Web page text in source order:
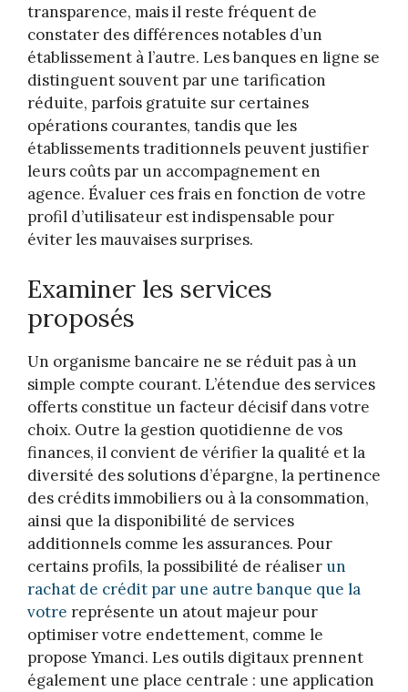
transparence, mais il reste fréquent de
constater des différences notables d’un
établissement à l’autre. Les banques en ligne se
distinguent souvent par une tarification
réduite, parfois gratuite sur certaines
opérations courantes, tandis que les
établissements traditionnels peuvent justifier
leurs coûts par un accompagnement en
agence. Évaluer ces frais en fonction de votre
profil d’utilisateur est indispensable pour
éviter les mauvaises surprises.
Examiner les services
proposés
Un organisme bancaire ne se réduit pas à un
simple compte courant. L’étendue des services
offerts constitue un facteur décisif dans votre
choix. Outre la gestion quotidienne de vos
finances, il convient de vérifier la qualité et la
diversité des solutions d’épargne, la pertinence
des crédits immobiliers ou à la consommation,
ainsi que la disponibilité de services
additionnels comme les assurances. Pour
certains profils, la possibilité de réaliser un
rachat de crédit par une autre banque que la
votre représente un atout majeur pour
optimiser votre endettement, comme le
propose Ymanci. Les outils digitaux prennent
également une place centrale : une application